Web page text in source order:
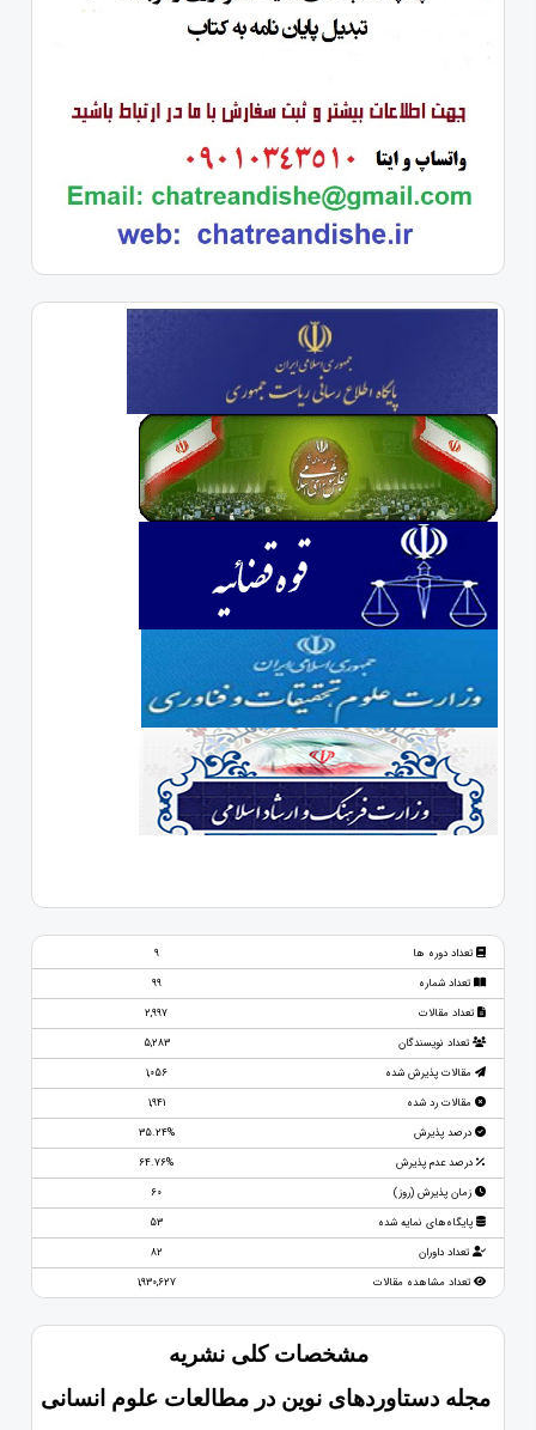
تعداد دوره ها
9
تعداد شماره
99
تعداد مقالات
2,997
تعداد نویسندگان
5,283
مقالات پذیرش شده
1,056
مقالات رد شده
1,941
درصد پذیرش
35.24%
درصد عدم پذیرش
64.76%
زمان پذیرش (روز)
60
پایگاه‌های نمایه شده
53
تعداد داوران
82
تعداد مشاهده مقالات
1,930,627
مشخصات کلی نشریه
مجله دستاوردهای نوین در مطالعات علوم انسانی